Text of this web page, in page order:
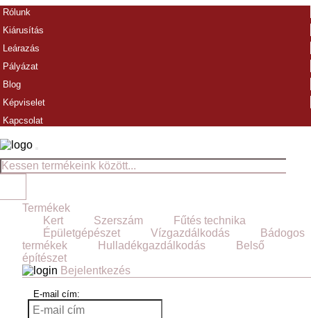
Rólunk
Kiárusítás
Leárazás
Pályázat
Blog
Képviselet
Kapcsolat
Termékek
Kert
Szerszám
Fűtés technika
Épületgépészet
Vízgazdálkodás
Bádogos
termékek
Hulladékgazdálkodás
Belső
építészet
Bejelentkezés
E-mail cím: